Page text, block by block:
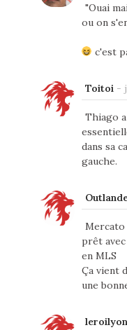
"Ouai
ou on
c'est
Toitoi -
Thiago
dans sa
gauche.
Mercato
prêt
en MLS
Ça vient
une
leroilyon